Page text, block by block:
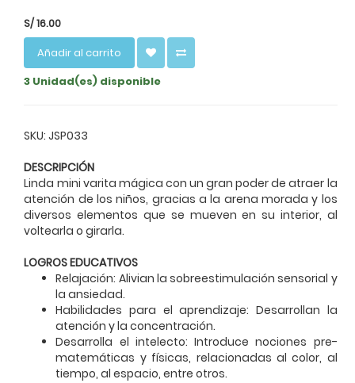
S/16.00
Añadir al carrito
3 Unidad(es) disponible
SKU: JSP033
DESCRIPCIÓN
Linda mini varita mágica con un gran poder de atraer la
atención de los niños, gracias a la arena morada y los
diversos elementos que se mueven en su interior, al
voltearla o girarla.
LOGROS EDUCATIVOS
Relajación: Alivian la sobreestimulación sensorial y
la ansiedad.
Habilidades para el aprendizaje: Desarrollan la
atención y la concentración.
Desarrolla el intelecto: Introduce nociones pre-
matemáticas y físicas, relacionadas al color, al
tiempo, al espacio, entre otros.